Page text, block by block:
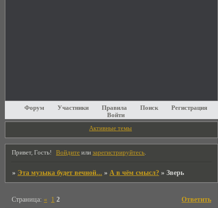
Форум Участники Правила Поиск
Регистрация
Войти
Активные темы
Привет, Гость! Войдите илизарегистрируйтесь.
» Эта музыка будет вечной... » А в чём смысл? »Зверь
Страница: « 1 2 Ответить